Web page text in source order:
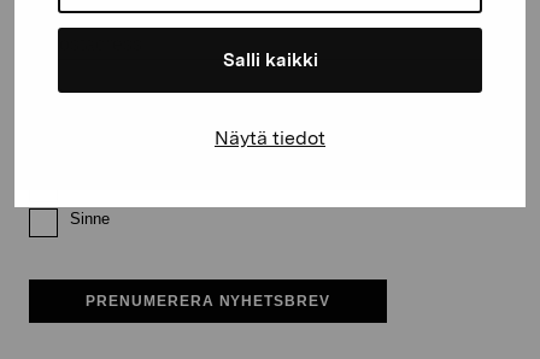
Salli kaikki
Näytä tiedot
Pro Artibus får spara min information för vidare kontakt
Sinne
PRENUMERERA NYHETSBREV